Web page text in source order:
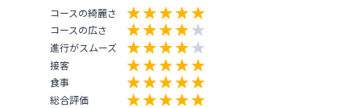
コースの綺麗さ
コースの広さ
進行がスムーズ
接客
食事
総合評価